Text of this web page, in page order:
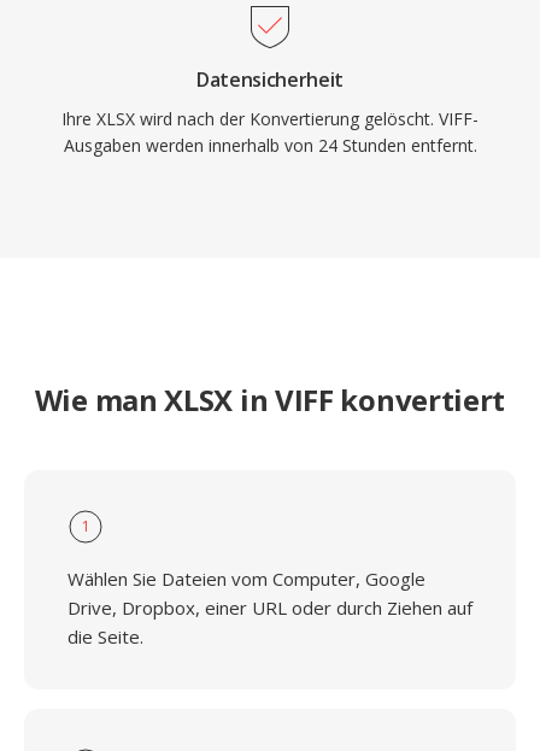
Datensicherheit
Ihre XLSX wird nach der Konvertierung gelöscht. VIFF-
Ausgaben werden innerhalb von 24 Stunden entfernt.
Wie man XLSX in VIFF konvertiert
1
Wählen Sie Dateien vom Computer, Google
Drive, Dropbox, einer URL oder durch Ziehen auf
die Seite.